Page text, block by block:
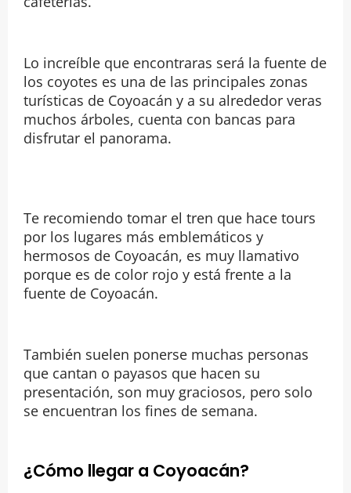
Lo increíble que encontraras será la fuente de
los coyotes es una de las principales zonas
turísticas de Coyoacán y a su alrededor veras
muchos árboles, cuenta con bancas para
disfrutar el panorama.
Te recomiendo tomar el tren que hace tours
por los lugares más emblemáticos y
hermosos de Coyoacán, es muy llamativo
porque es de color rojo y está frente a la
fuente de Coyoacán.
También suelen ponerse muchas personas
que cantan o payasos que hacen su
presentación, son muy graciosos, pero solo
se encuentran los fines de semana.
¿Cómo llegar a Coyoacán?